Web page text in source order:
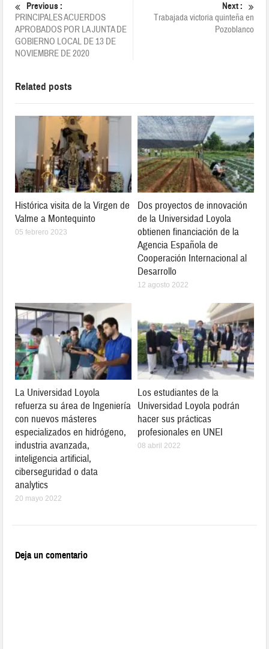
Previous :
PRINCIPALES ACUERDOS
APROBADOS POR LA JUNTA DE
GOBIERNO LOCAL DE 13 DE
NOVIEMBRE DE 2020
Next :
Trabajada victoria quinteña en
Pozoblanco
Related posts
Histórica visita de la Virgen de
Valme a Montequinto
05 febrero 2023
Dos proyectos de innovación
de la Universidad Loyola
obtienen financiación de la
Agencia Española de
Cooperación Internacional al
Desarrollo
12 agosto 2022
La Universidad Loyola
refuerza su área de Ingeniería
con nuevos másteres
especializados en hidrógeno,
industria avanzada,
inteligencia artificial,
ciberseguridad o data
analytics
20 mayo 2022
Los estudiantes de la
Universidad Loyola podrán
hacer sus prácticas
profesionales en UNEI
08 abril 2022
Deja un comentario